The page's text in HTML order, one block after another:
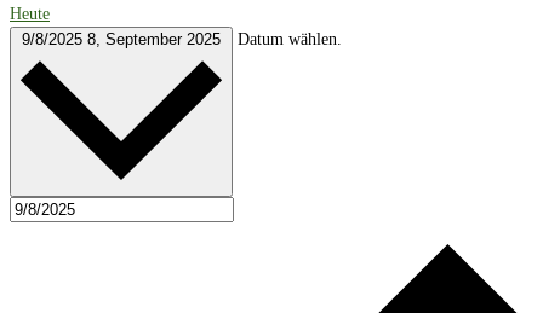
Heute
9/8/2025 8, September 2025 Datum wählen.